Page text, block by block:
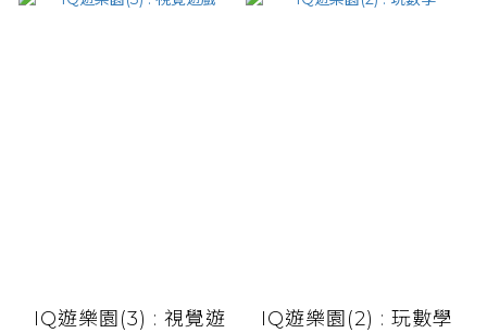
IQ遊樂園(3) : 視覺遊
IQ遊樂園(2) : 玩數學